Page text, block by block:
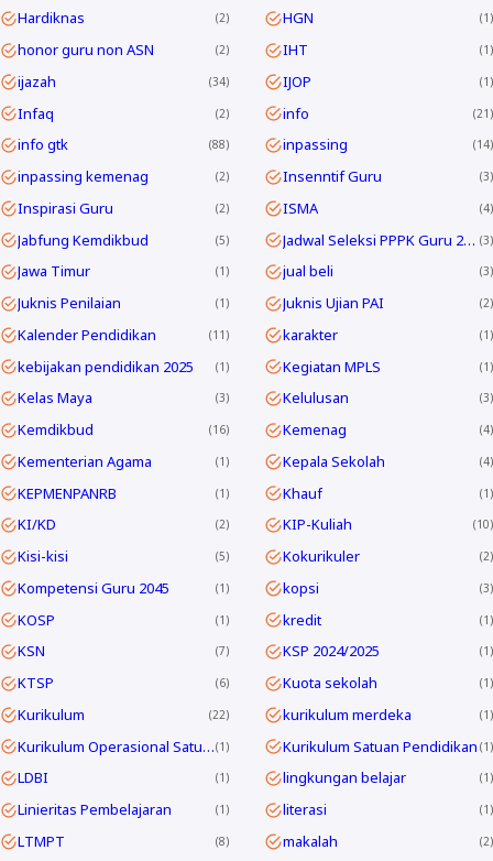
Hardiknas 2 HGN 1
honor guru non ASN 2 IHT 1
ijazah 34 IJOP 1
Infaq 2 info 21
info gtk 88 inpassing 14
inpassing kemenag 2 Insenntif Guru 3
Inspirasi Guru 2 ISMA 4
Jabfung Kemdikbud 5 Jadwal Seleksi PPPK Guru 2024 3
Jawa Timur 1 jual beli 3
Juknis Penilaian 1 Juknis Ujian PAI 2
Kalender Pendidikan 11 karakter 1
kebijakan pendidikan 2025 1 Kegiatan MPLS 1
Kelas Maya 3 Kelulusan 3
Kemdikbud 16 Kemenag 4
Kementerian Agama 1 Kepala Sekolah 4
KEPMENPANRB 1 Khauf 1
KI/KD 2 KIP-Kuliah 10
Kisi-kisi 5 Kokurikuler 2
Kompetensi Guru 2045 1 kopsi 3
KOSP 1 kredit 1
KSN 7 KSP 2024/2025 1
KTSP 6 Kuota sekolah 1
Kurikulum 22 kurikulum merdeka 1
Kurikulum Operasional Satuan Pendidikan 1 Kurikulum Satuan Pendidikan 1
LDBI 1 lingkungan belajar 1
Linieritas Pembelajaran 1 literasi 1
LTMPT 8 makalah 2